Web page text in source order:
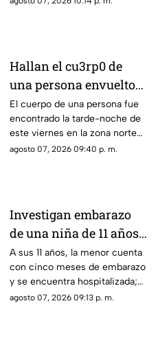
Hallan el cu3rp0 de
una persona envuelto
en colchonetas, en Los
Cerritos, Culiacán
El cuerpo de una persona fue
encontrado la tarde-noche de
este viernes en la zona norte
de Culiacán
agosto 07, 2026 09:40 p. m.
Investigan embarazo
de una niña de 11 años;
Nohemí quedó
internada con cinco
meses de gestación
A sus 11 años, la menor cuenta
con cinco meses de embarazo
y se encuentra hospitalizada;
autoridades investigan el caso
agosto 07, 2026 09:13 p. m.